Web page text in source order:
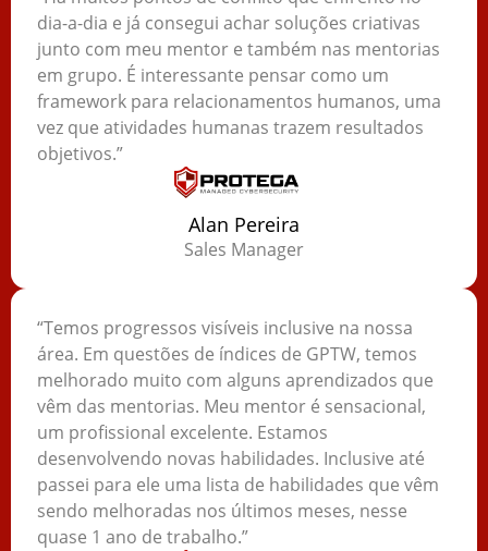
dia-a-dia e já consegui achar soluções criativas
junto com meu mentor e também nas mentorias
em grupo. É interessante pensar como um
framework para relacionamentos humanos, uma
vez que atividades humanas trazem resultados
objetivos.”
Alan Pereira
Sales Manager
“Temos progressos visíveis inclusive na nossa
área. Em questões de índices de GPTW, temos
melhorado muito com alguns aprendizados que
vêm das mentorias. Meu mentor é sensacional,
um profissional excelente. Estamos
desenvolvendo novas habilidades. Inclusive até
passei para ele uma lista de habilidades que vêm
sendo melhoradas nos últimos meses, nesse
quase 1 ano de trabalho.”